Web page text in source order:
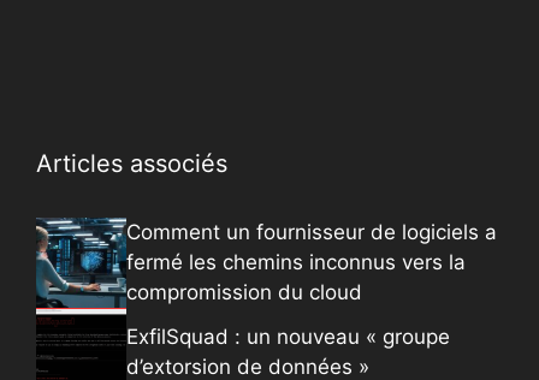
Articles associés
Comment un fournisseur de logiciels a
fermé les chemins inconnus vers la
compromission du cloud
ExfilSquad : un nouveau « groupe
d’extorsion de données »